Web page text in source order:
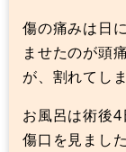
傷の痛みは日
ませたのが頭
が、割れてし
お風呂は術後
傷口を見まし